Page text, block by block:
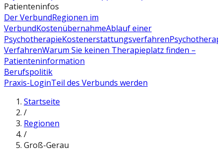
Patienteninfos
Der VerbundRegionen im
VerbundKostenübernahmeAblauf einer
PsychotherapieKostenerstattungsverfahren
VerfahrenWarum Sie keinen Therapieplatz finden –
Patienteninformation
Berufspolitik
Praxis-LoginTeil des Verbunds werden
Startseite
/
Regionen
/
Groß-Gerau